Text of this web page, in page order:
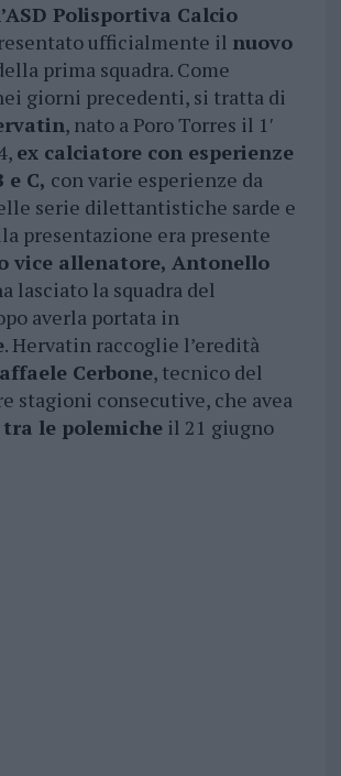
Polisportiva Calcio
ufficialmente il nuovo
prima squadra. Come
giorni precedenti, si tratta di
, nato a Poro Torres il 1′
ex calciatore con esperienze
e C, con varie esperienze da
serie dilettantistiche sarde e
presentazione era presente
vice allenatore, Antonello
lasciato la squadra del
averla portata in
. Hervatin raccoglie l’eredità
Cerbone, tecnico del
stagioni consecutive, che avea
tra le polemicheil 21 giugno